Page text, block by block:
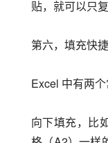
贴，就可以只
第六，填充快
Excel 中有两个
向下填充，比